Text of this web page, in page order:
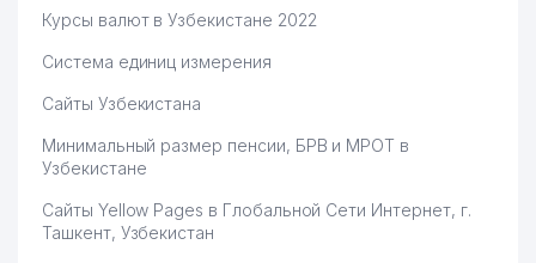
Курсы валют в Узбекистане 2022
Система единиц измерения
Сайты Узбекистана
Минимальный размер пенсии, БРВ и МРОТ в
Узбекистане
Сайты Yellow Pages в Глобальной Сети Интернет, г.
Ташкент, Узбекистан